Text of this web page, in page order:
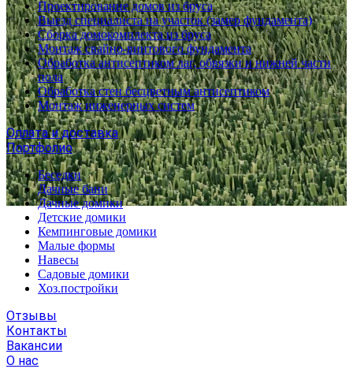
Проектирование домов из бруса
Выезд специалиста на участок (замер фундамента)
Сборка домокомплекта из бруса
Монтаж свайно-винтового фундамента
Обработка антисептиком лаг, обвязки и нижней части
пола
Обработка стен бесцветным антисептиком
Монтаж инженерных систем
Оплата и доставка
Портфолио
Беседки
Дачные бани
Дачные домики
Детские домики
Кемпинговые домики
Малые формы
Навесы
Садовые домики
Хоз.постройки
Отзывы
Контакты
Вакансии
О нас